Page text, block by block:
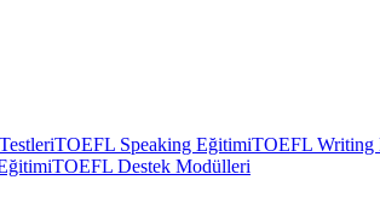
TOEFL Speaking EğitimiTOEFL Writing
TOEFL Destek Modülleri